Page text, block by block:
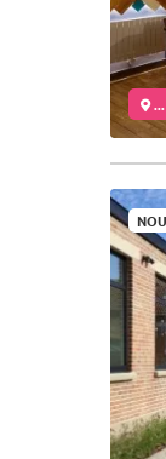
...